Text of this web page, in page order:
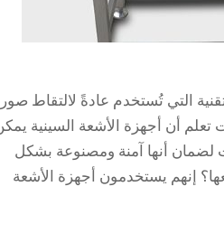
التي تُستخدم عادةً لالتقاط صور
أن أجهزة الأشعة السينية
لضمان أنها آمنة ومصنوعة بشكل
إنهم يستخدمون أجهزة الأشعة